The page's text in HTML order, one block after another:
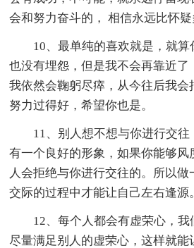
会和努力奋斗的， 相信永远比怀疑
10、最单纯的喜欢就是，就算
也没有埋怨，但是我不会再靠近了
我依然会鞠躬尽瘁，从今往后我会
努力过得好，希望你也是。
11、别人想不想与你进行交往
有一个良好的形象，如果你能够风
人会拒绝与你进行交往的。所以
交际的过程中才能让自己左右逢源。
12、每个人都会有虚荣心，我
尽量满足别人的虚荣心，这样就能